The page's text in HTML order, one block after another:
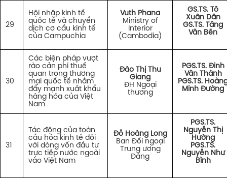
29
Hội nhập kinh tế
quốc tế và chuyển
dịch cơ cấu kinh tế
của Campuchia
Vuth Phana
Ministry of
Interior
(Cambodia)
GS.TS. Tô
Xuân Dân
GS.TS. Tăng
Văn Bền
30
Các biện pháp vượt
rào cản phi thuế
quan trong thương
mại quốc tế nhằm
đẩy mạnh xuất khẩu
hàng hóa của Việt
Nam
Đào Thị Thu
Giang
ĐH Ngoại
thương
PGS.TS. Đinh
Văn Thành
PGS.TS.
Minh Đường
31
Tác động của toàn
cầu hóa kinh tế đối
với dòng vốn đầu tư
trực tiếp nước ngoài
vào Việt Nam
Đỗ Hoàng Long
Ban Đối ngoại
Trung ương
Đảng
PGS.TS.
Nguyễn Thị
Hường
PGS.TS.
Nguyễn Như
Bình